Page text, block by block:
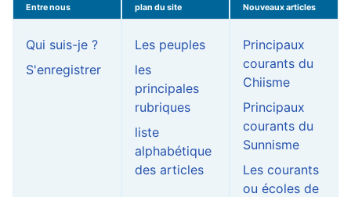
Entre nous
Qui suis-je ?
S'enregistrer
plan du site
Les peuples
les
principales
rubriques
liste
alphabétique
des articles
Nouveaux articles
Principaux
courants du
Chiisme
Principaux
courants du
Sunnisme
Les courants
ou écoles de